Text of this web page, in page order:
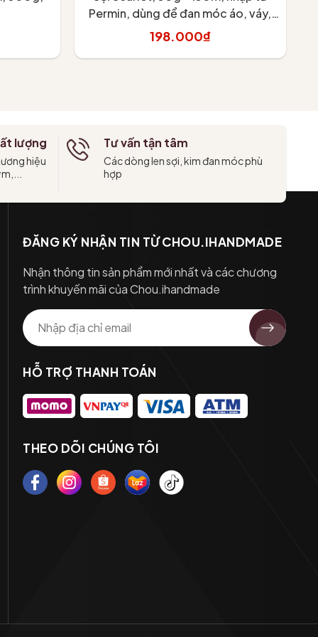
Permin, dùng để đan móc áo, váy,
khăn
198.000₫
lượng
hiệu
Tư vấn tận tâm
Các dòng len sợi, kim đan móc phù
hợp
ĐĂNG KÝ NHẬN TIN TỪ CHOU.IHANDMADE
Nhận thông tin sản phẩm mới nhất và các chương
trình khuyến mãi của Chou.ihandmade
HỖ TRỢ THANH TOÁN
THEO DÕI CHÚNG TÔI